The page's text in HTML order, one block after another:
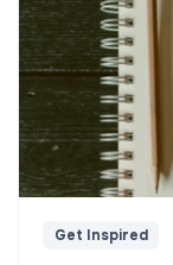
Get Inspired